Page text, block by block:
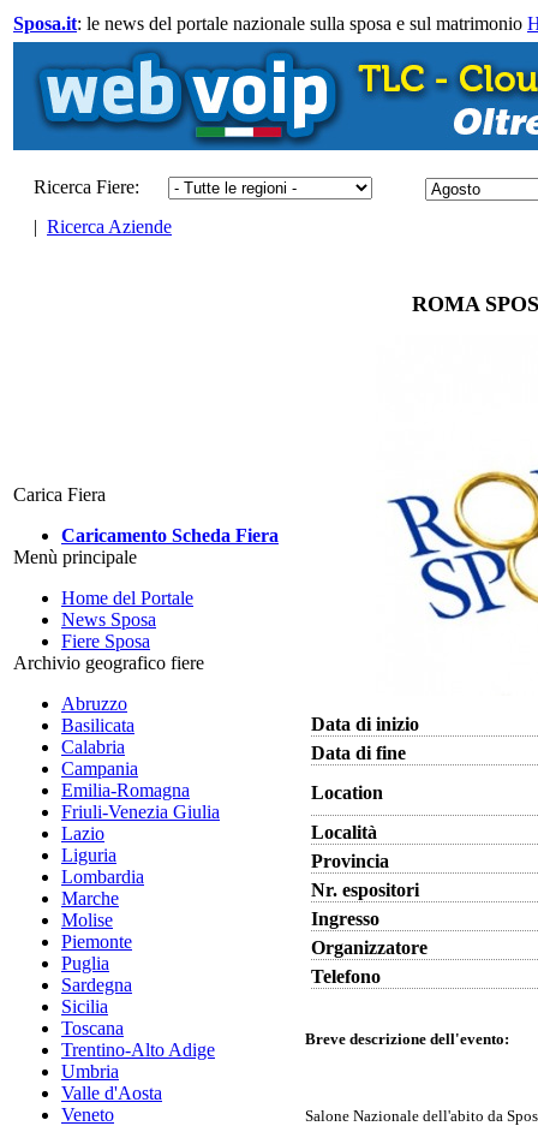
Sposa.it: le news del portale nazionale sulla sposa e sul matrimonio
Ricerca Fiere:
| Ricerca Aziende
Carica Fiera
Caricamento Scheda Fiera
Menù principale
Home del Portale
News Sposa
Fiere Sposa
Archivio geografico fiere
Abruzzo
Basilicata
Calabria
Campania
Emilia-Romagna
Friuli-Venezia Giulia
Lazio
Liguria
Lombardia
Marche
Molise
Piemonte
Puglia
Sardegna
Sicilia
Toscana
Trentino-Alto Adige
Umbria
Valle d'Aosta
Veneto
ROMA
Data di inizio
Data di fine
Location
Località
Provincia
Nr. espositori
Ingresso
Organizzatore
Telefono
Breve descrizione dell'evento:
Salone Nazionale dell'abito da